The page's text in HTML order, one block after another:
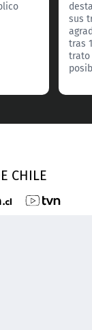
sus
tras
trato
CHILE